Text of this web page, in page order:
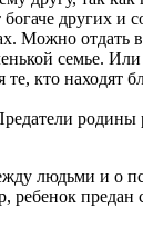
других
Можно
семье.
те, кто
и о
ребенок